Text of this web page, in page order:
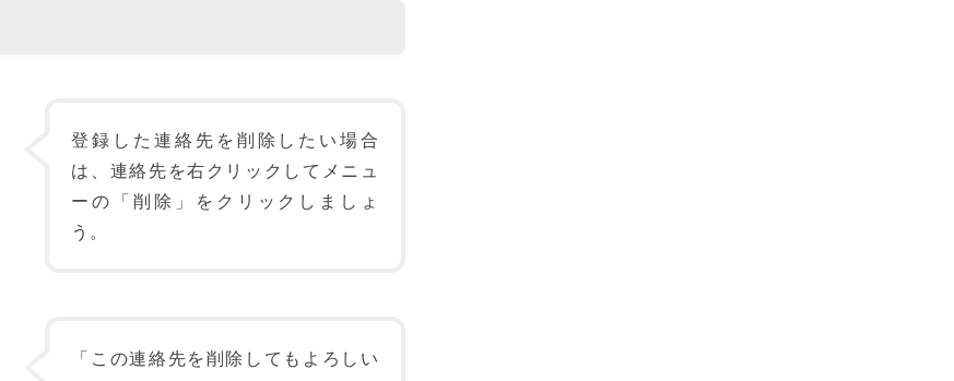
登録した連絡先を削除したい場合
は、連絡先を右クリックしてメニュ
ーの「削除」をクリックしましょ
う。
「この連絡先を削除してもよろしい